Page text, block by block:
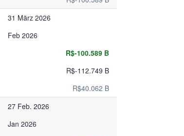
31 März 2026
Feb 2026
R$-100.589 B
R$-112.749 B
R$40.062 B
27 Feb. 2026
Jan 2026